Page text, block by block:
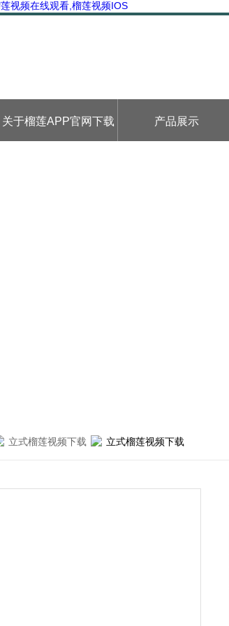
视频在线观看,榴莲视频IOS
关于榴莲APP官网下载 产品展示
立式榴莲视频下载 立式榴莲视频下载